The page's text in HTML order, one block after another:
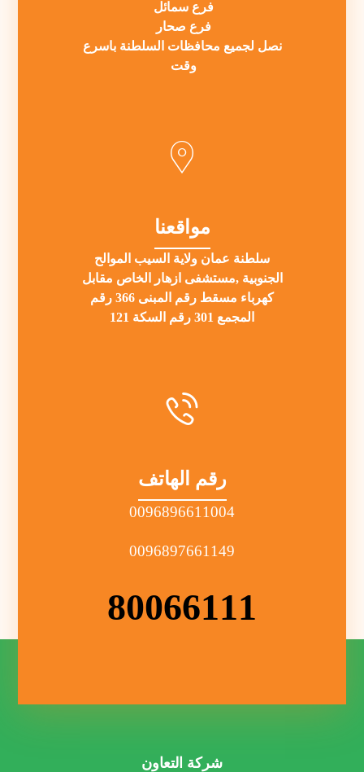
فرع سمائل
فرع صحار
نصل لجميع محافظات السلطنة باسرع
وقت
مواقعنا
سلطنة عمان ولاية السيب الموالح
الجنوبية ,مستشفى ازهار الخاص مقابل
كهرباء مسقط رقم المبنى 366 رقم
المجمع 301 رقم السكة 121
رقم الهاتف
0096896611004
0096897661149
80066111
شركة التعاون